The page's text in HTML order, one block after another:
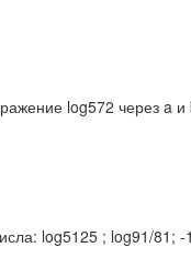
log572 через a и
log5125 ; log91/81; -